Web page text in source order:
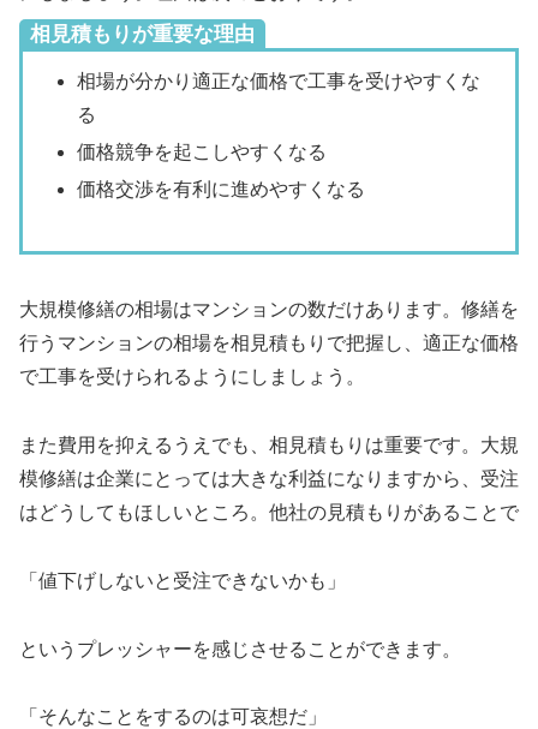
相見積もりが重要な理由
相場が分かり適正な価格で工事を受けやすくな
る
価格競争を起こしやすくなる
価格交渉を有利に進めやすくなる
大規模修繕の相場はマンションの数だけあります。修繕を
行うマンションの相場を相見積もりで把握し、適正な価格
で工事を受けられるようにしましょう。
また費用を抑えるうえでも、相見積もりは重要です。大規
模修繕は企業にとっては大きな利益になりますから、受注
はどうしてもほしいところ。他社の見積もりがあることで
「値下げしないと受注できないかも」
というプレッシャーを感じさせることができます。
「そんなことをするのは可哀想だ」